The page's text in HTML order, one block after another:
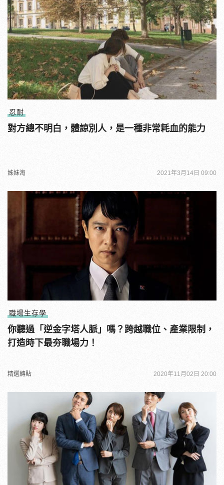
忍耐
對方總不明白，體諒別人，是一種非常耗血的能力
姊妹淘 2021年3月14日 09:00
職場生存學
你聽過「逆金字塔人脈」嗎？跨越職位、產業限制，
打造時下最夯職場力！
精選轉貼 2020年11月02日 20:00